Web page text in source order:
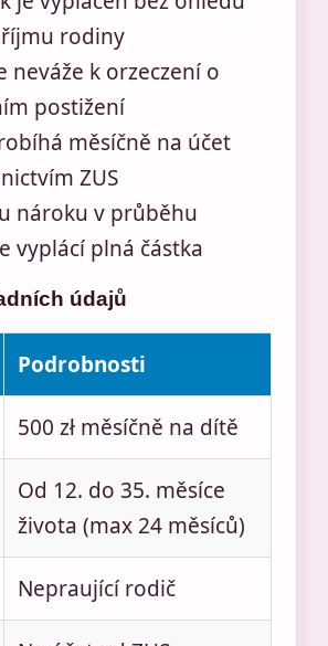
rodiny
neváže k orzeczení o
postižení
měsíčně na účet
ZUS
nároku v průběhu
vyplácí plná částka
údajů
Podrobnosti
500 zł měsíčně na dítě
Od 12. do 35. měsíce
života (max 24 měsíců)
Nepraující rodič